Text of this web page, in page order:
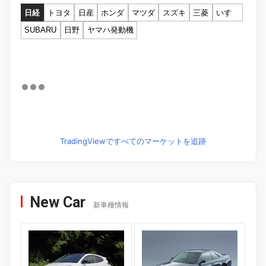
日経 トヨタ 日産 ホンダ マツダ スズキ 三菱
いすゞ
SUBARU
日野 ヤマハ発動機
TradingViewですべてのマーケットを追跡
New Car 新車種情報